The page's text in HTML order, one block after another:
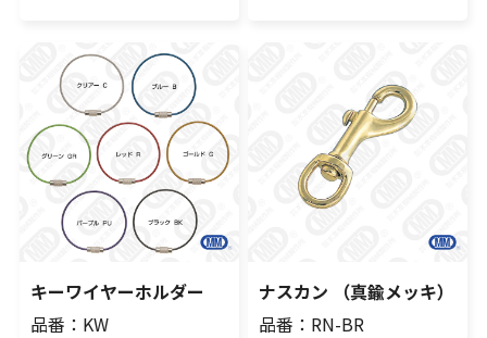
キーワイヤーホルダー
品番：KW
ナスカン （真鍮メッキ）
品番：RN-BR